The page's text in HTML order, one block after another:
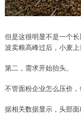
但是这很明显不是一个
波卖粮高峰过后，小麦上
第二，需求开始抬头。
不管面粉企业怎么压价，
据相关数据显示，头部